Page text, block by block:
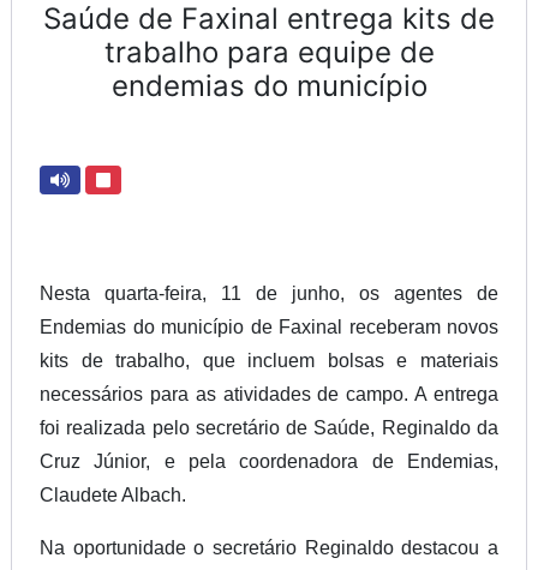
Saúde de Faxinal entrega kits de
trabalho para equipe de
endemias do município
Nesta quarta-feira, 11 de junho, os agentes de
Endemias do município de Faxinal receberam novos
kits de trabalho, que incluem bolsas e materiais
necessários para as atividades de campo. A entrega
foi realizada pelo secretário de Saúde, Reginaldo da
Cruz Júnior, e pela coordenadora de Endemias,
Claudete Albach.
Na oportunidade o secretário Reginaldo destacou a